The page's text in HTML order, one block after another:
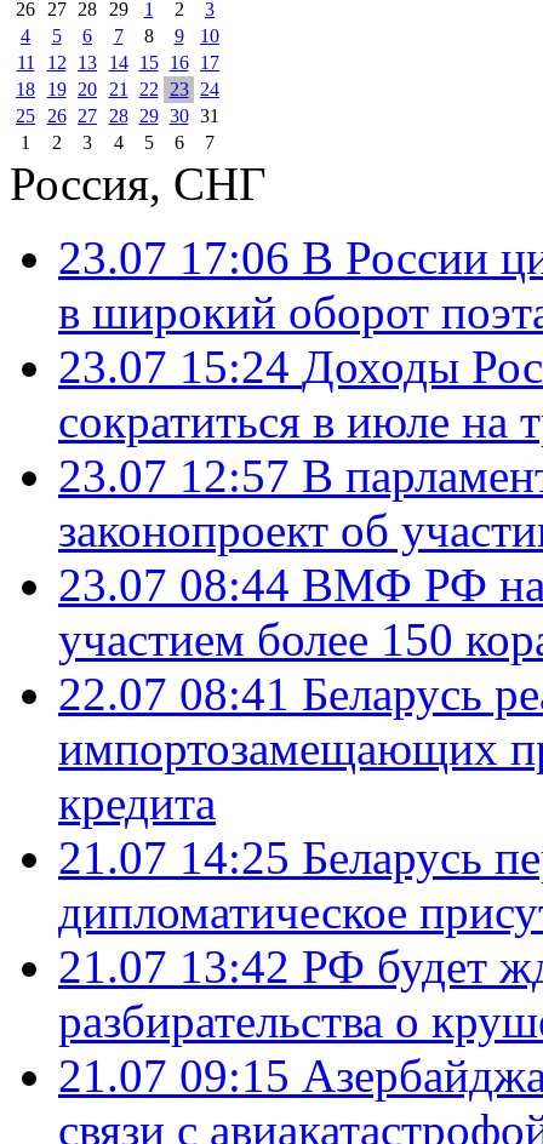
26 27 28 29 1 2
3
4
5 6 7 8 9
10
11
12 13 14 15 16
17
18
19 20 21 22 23
24
25
26 27 28 29 30 31
1
2 3 4 5 6 7
Россия, СНГ
23.07 17:06 В России
в широкий оборот
23.07 15:24 Доходы
сократиться в июле на
23.07 12:57 В
законопроект об
23.07 08:44 ВМФ РФ
участием более 150
22.07 08:41 Беларусь
импортозамещающих
кредита
21.07 14:25 Беларусь
дипломатическое
21.07 13:42 РФ будет
разбирательства о
21.07 09:15
связи с